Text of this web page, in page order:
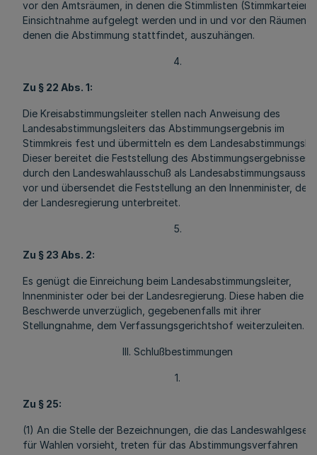
vor den Amtsräumen, in denen die Stimmlisten (Stimmkarteien)
Einsichtnahme aufgelegt werden und in und vor den Räumen,
denen die Abstimmung stattfindet, auszuhängen.
4.
Zu § 22 Abs. 1:
Die Kreisabstimmungsleiter stellen nach Anweisung des
Landesabstimmungsleiters das Abstimmungsergebnis im
Stimmkreis fest und übermitteln es dem
Dieser bereitet die Feststellung des Abstimmungsergebnisses
durch den Landeswahlausschuß als
vor und übersendet die Feststellung an den Innenminister, der
der Landesregierung unterbreitet.
5.
Zu § 23 Abs. 2:
Es genügt die Einreichung beim Landesabstimmungsleiter,
Innenminister oder bei der Landesregierung. Diese haben die
Beschwerde unverzüglich, gegebenenfalls mit ihrer
Stellungnahme, dem Verfassungsgerichtshof weiterzuleiten.
III. Schlußbestimmungen
1.
Zu § 25:
(1) An die Stelle der Bezeichnungen, die das Landeswahlgesetz
für Wahlen vorsieht, treten für das Abstimmungsverfahren